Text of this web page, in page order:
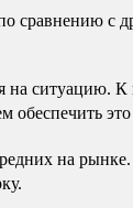
с
на ситуацию.
обеспечить
на рынке.